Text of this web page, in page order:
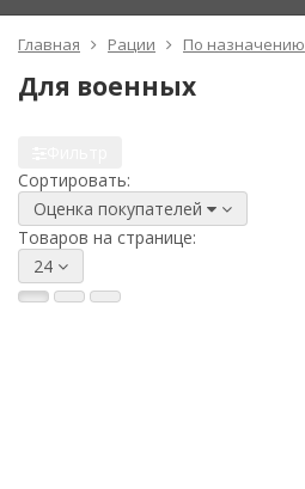
Главная Рации По назначению
Для военных
Сортировать:
Оценка покупателей
Товаров на странице:
24